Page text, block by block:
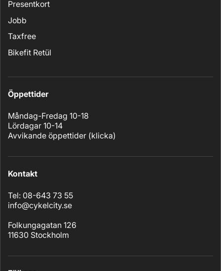
Presentkort
Jobb
Taxfree
Bikefit Retül
Öppettider
Måndag-Fredag 10-18
Lördagar 10-14
Avvikande öppettider (klicka)
Kontakt
Tel: 08-643 73 55
info@cykelcity.se
Folkungagatan 126
11630 Stockholm